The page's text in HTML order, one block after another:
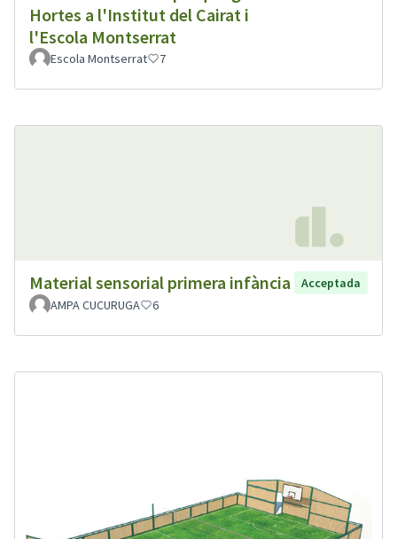
Hortes a l'Institut del Cairat i
l'Escola Montserrat
Escola Montserrat 7
Material sensorial primera infància
Acceptada
AMPA CUCURUGA
6